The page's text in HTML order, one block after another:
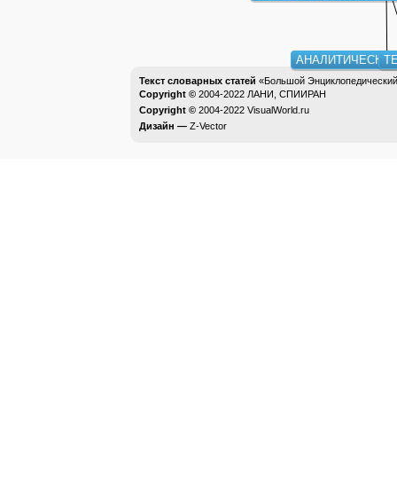
Текст словарных статей «Большой
Copyright © 2004-2022 ЛАНИ, СПИИРАН
Copyright © 2004-2022 VisualWorld.ru
Дизайн — Z-Vector